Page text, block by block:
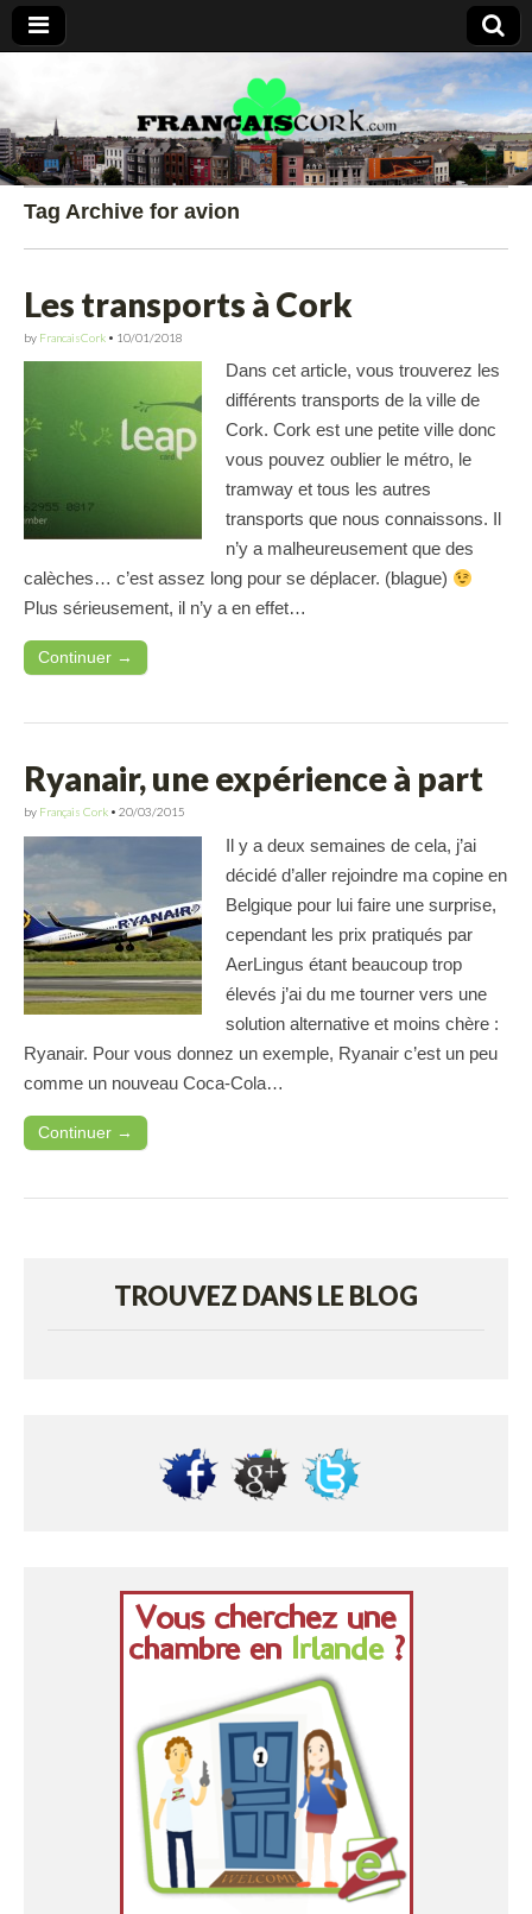
Francais Cork
Tag Archive for avion
Les transports à Cork
by FrancaisCork • 10/01/2018
Dans cet article, vous trouverez les
différents transports de la ville de
Cork. Cork est une petite ville donc
vous pouvez oublier le métro, le
tramway et tous les autres
transports que nous connaissons. Il
n’y a malheureusement que des
calèches… c’est assez long pour se déplacer. (blague)
Plus sérieusement, il n’y a en effet…
Continuer →
Ryanair, une expérience à part
by Français Cork • 20/03/2015
Il y a deux semaines de cela, j’ai
décidé d’aller rejoindre ma copine en
Belgique pour lui faire une surprise,
cependant les prix pratiqués par
AerLingus étant beaucoup trop
élevés j’ai du me tourner vers une
solution alternative et moins chère :
Ryanair. Pour vous donnez un exemple, Ryanair c’est un peu
comme un nouveau Coca-Cola…
Continuer →
TROUVEZ DANS LE BLOG